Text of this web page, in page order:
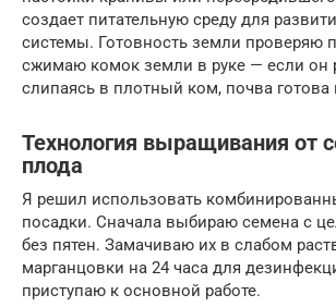
создает питательную среду для
системы. Готовность земли проверяю
сжимаю комок земли в руке — если он
слипаясь в плотный ком, почва готова
Технология выращивания от
плода
Я решил использовать
посадки. Сначала выбираю семена с
без пятен. Замачиваю их в слабом
марганцовки на 24 часа для
приступаю к основной работе.